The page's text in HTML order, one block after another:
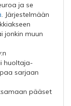
ja se
. Järjestelmään
jonkin muun
huoltaja-
sarjaan
pääset